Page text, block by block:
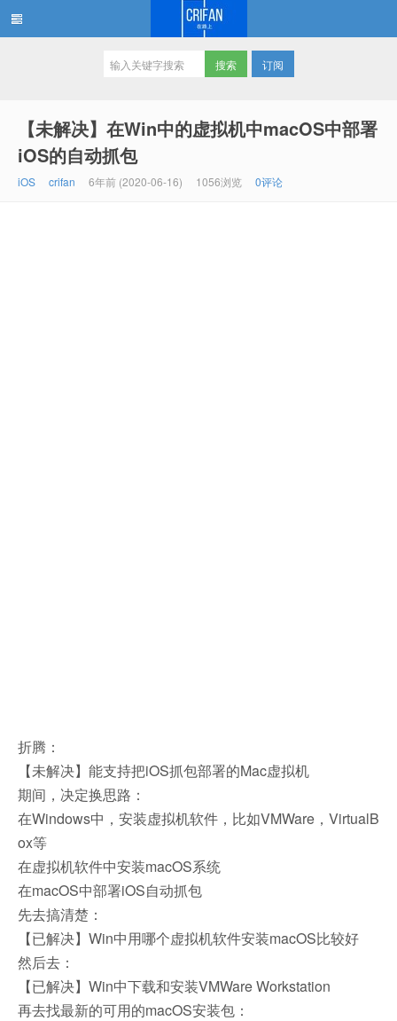
订阅
【未解决】在Win中的虚拟机中macOS中部署
iOS的自动抓包
iOS crifan 6年前 (2020-06-16) 1056浏览 0评论
折腾：
【未解决】能支持把iOS抓包部署的Mac虚拟机
期间，决定换思路：
在Windows中，安装虚拟机软件，比如VMWare，VirtualB
ox等
在虚拟机软件中安装macOS系统
在macOS中部署iOS自动抓包
先去搞清楚：
【已解决】Win中用哪个虚拟机软件安装macOS比较好
然后去：
【已解决】Win中下载和安装VMWare Workstation
再去找最新的可用的macOS安装包：